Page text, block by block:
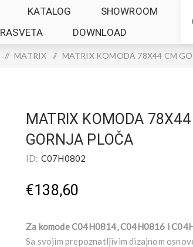
KATALOG
SHOWROOM
RASVETA DOWNLOAD
/ MATRIX / MATRIX KOMODA 78X44 CM
MATRIX KOMODA 78X44
GORNJA PLOČA
ID: C07H0802
€138,60
Za komode C04H0814, C04H0816 i
Sa svojim prepoznatljivim dizajnom